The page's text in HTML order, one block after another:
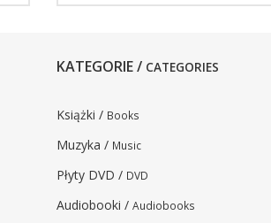
KATEGORIE / CATEGORIES
Książki / Books
Muzyka / Music
Płyty DVD / DVD
Audiobooki / Audiobooks